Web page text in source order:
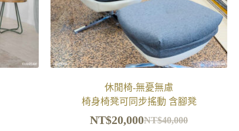
休閒椅-無憂無慮
椅身椅凳可同步搖動 含腳凳
NT$40,000
NT$20,000